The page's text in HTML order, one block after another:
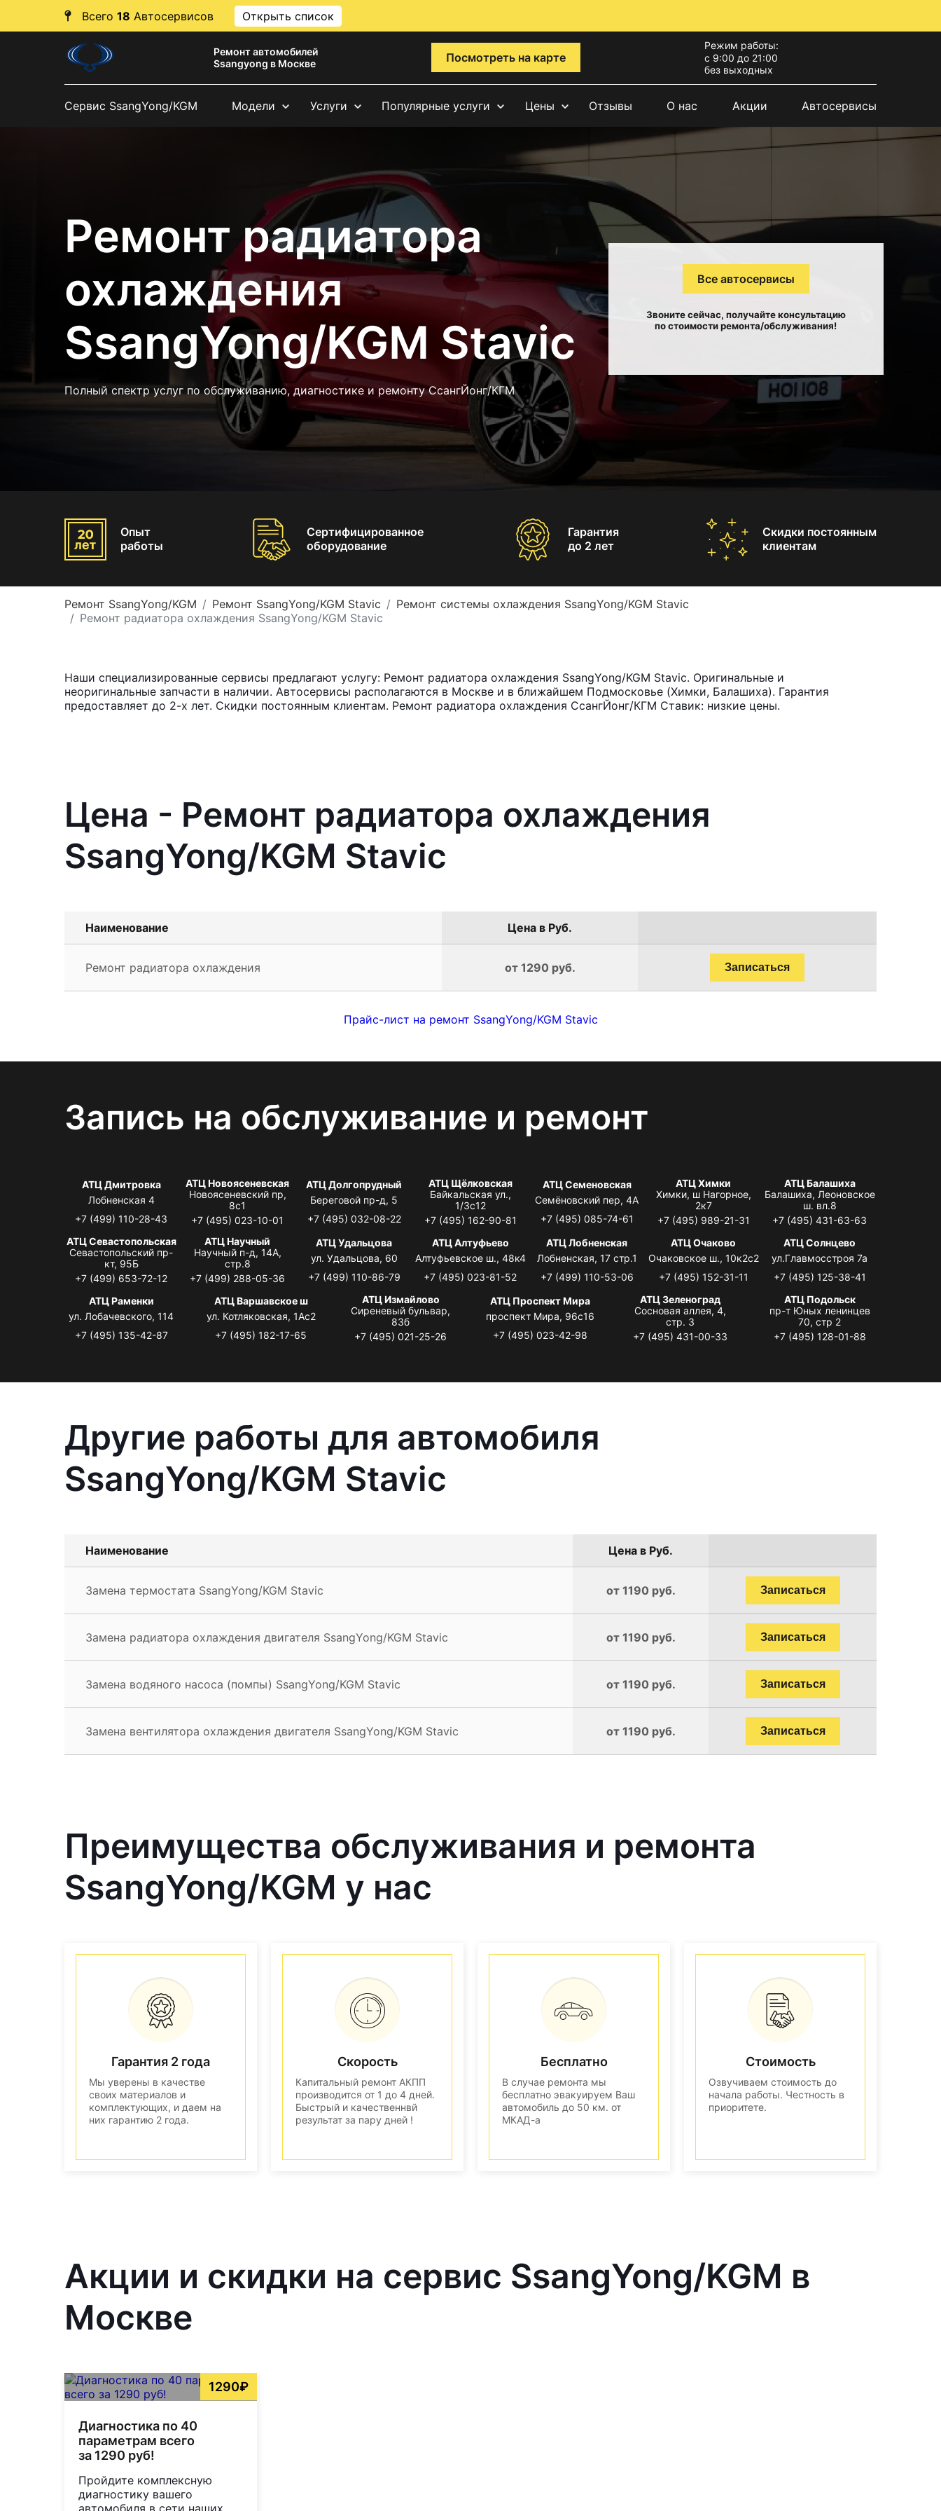
Всего 18 Автосервисов Открыть список
Ремонт автомобилей
Ssangyong в Москве
Посмотреть на карте
Режим работы:
с 9:00 до 21:00
без выходных
Сервис SsangYong/KGM Модели Услуги Популярные услуги Цены Отзывы О нас Акции Автосервисы
Ремонт радиатора
охлаждения
SsangYong/KGM Stavic
Полный спектр услуг по обслуживанию, диагностике и ремонту СсангЙонг/КГМ
Все автосервисы
Звоните сейчас, получайте консультацию
по стоимости ремонта/обслуживания!
Опыт
работы
Сертифицированное
оборудование
Гарантия
до 2 лет
Скидки постоянным
клиентам
Ремонт SsangYong/KGM Ремонт SsangYong/KGM Stavic
Ремонт системы охлаждения SsangYong/KGM Stavic
Ремонт радиатора охлаждения SsangYong/KGM Stavic
Наши специализированные сервисы предлагают услугу: Ремонт радиатора охлаждения SsangYong/KGM Stavic. Оригинальные и
неоригинальные запчасти в наличии. Автосервисы располагаются в Москве и в ближайшем Подмосковье (Химки, Балашиха). Гарантия
предоставляет до 2-х лет. Скидки постоянным клиентам. Ремонт радиатора охлаждения СсангЙонг/КГМ Ставик: низкие цены.
Цена - Ремонт радиатора охлаждения
SsangYong/KGM Stavic
Наименование Цена в Руб.
Ремонт радиатора охлаждения от 1290 руб. Записаться
Прайс-лист на ремонт SsangYong/KGM Stavic
Запись на обслуживание и ремонт
АТЦ Дмитровка
Лобненская 4
+7 (499) 110-28-43
АТЦ Новоясеневская
Новоясеневский пр,
8с1
+7 (495) 023-10-01
АТЦ Долгопрудный
Береговой пр-д, 5
+7 (495) 032-08-22
АТЦ Щёлковская
Байкальская ул.,
1/3с12
+7 (495) 162-90-81
АТЦ Семеновская
Семёновский пер, 4А
+7 (495) 085-74-61
АТЦ Химки
Химки, ш Нагорное,
2к7
+7 (495) 989-21-31
АТЦ Балашиха
Балашиха, Леоновское
ш. вл.8
+7 (495) 431-63-63
АТЦ Севастопольская
Севастопольский пр-
кт, 95Б
+7 (499) 653-72-12
АТЦ Научный
Научный п-д, 14А,
стр.8
+7 (499) 288-05-36
АТЦ Удальцова
ул. Удальцова, 60
+7 (499) 110-86-79
АТЦ Алтуфьево
Алтуфьевское ш., 48к4
+7 (495) 023-81-52
АТЦ Лобненская
Лобненская, 17 стр.1
+7 (499) 110-53-06
АТЦ Очаково
Очаковское ш., 10к2с2
+7 (495) 152-31-11
АТЦ Солнцево
ул.Главмосстроя 7а
+7 (495) 125-38-41
АТЦ Раменки
ул. Лобачевского, 114
+7 (495) 135-42-87
АТЦ Варшавское ш
ул. Котляковская, 1Ас2
+7 (495) 182-17-65
АТЦ Измайлово
Сиреневый бульвар,
83б
+7 (495) 021-25-26
АТЦ Проспект Мира
проспект Мира, 96с16
+7 (495) 023-42-98
АТЦ Зеленоград
Сосновая аллея, 4,
стр. 3
+7 (495) 431-00-33
АТЦ Подольск
пр-т Юных ленинцев
70, стр 2
+7 (495) 128-01-88
Другие работы для автомобиля
SsangYong/KGM Stavic
Наименование Цена в Руб.
Замена термостата SsangYong/KGM Stavic от 1190 руб. Записаться
Замена радиатора охлаждения двигателя SsangYong/KGM Stavic от 1190 руб. Записаться
Замена водяного насоса (помпы) SsangYong/KGM Stavic от 1190 руб. Записаться
Замена вентилятора охлаждения двигателя SsangYong/KGM Stavic от 1190 руб. Записаться
Преимущества обслуживания и ремонта
SsangYong/KGM у нас
Гарантия 2 года
Мы уверены в качестве
своих материалов и
комплектующих, и даем на
них гарантию 2 года.
Скорость
Капитальный ремонт АКПП
производится от 1 до 4 дней.
Быстрый и качественнвй
результат за пару дней !
Бесплатно
В случае ремонта мы
бесплатно эвакуируем Ваш
автомобиль до 50 км. от
МКАД-а
Стоимость
Озвучиваем стоимость до
начала работы. Честность в
приоритете.
Акции и скидки на сервис SsangYong/KGM в
Москве
1290₽
Диагностика по 40
параметрам всего
за 1290 руб!
Пройдите комплексную
диагностику вашего
автомобиля в сети наших